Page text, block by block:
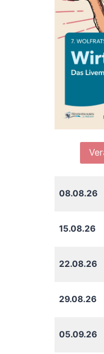
08.08.26
15.08.26
22.08.26
29.08.26
05.09.26